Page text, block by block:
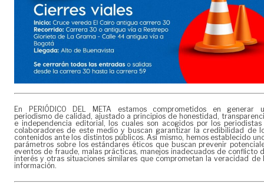
En PERIÓDICO DEL META estamos comprometidos en generar
periodismo de calidad, ajustado a principios de honestidad,
e independencia editorial, los cuales son acogidos por los periodistas
colaboradores de este medio y buscan garantizar la credibilidad de
contenidos ante los distintos públicos. Así mismo, hemos establecido
parámetros sobre los estándares éticos que buscan prevenir
eventos de fraude, malas prácticas, manejos inadecuados de conflicto
interés y otras situaciones similares que comprometan la veracidad de
información.